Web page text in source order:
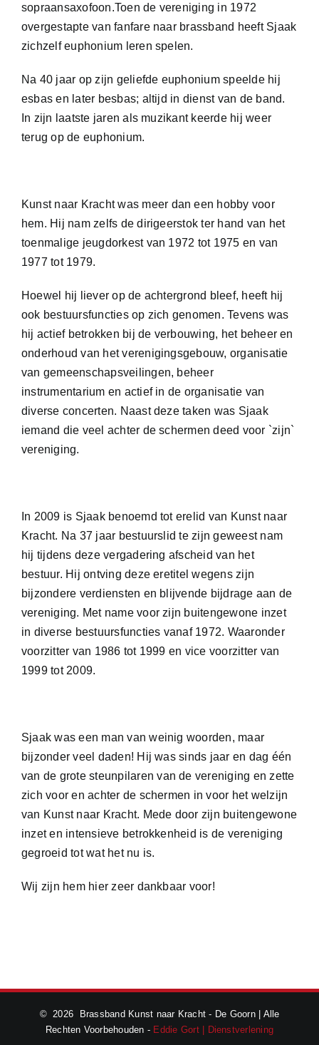
sopraansaxofoon.Toen de vereniging in 1972
overgestapte van fanfare naar brassband heeft Sjaak
zichzelf euphonium leren spelen.
Na 40 jaar op zijn geliefde euphonium speelde hij
esbas en later besbas; altijd in dienst van de band.
In zijn laatste jaren als muzikant keerde hij weer
terug op de euphonium.
Kunst naar Krachtwas meer dan een hobby voor
hem. Hij nam zelfs de dirigeerstok ter hand van het
toenmalige jeugdorkest van 1972 tot 1975 en van
1977 tot 1979.
Hoewel hij liever op de achtergrond bleef, heeft hij
ook bestuursfuncties op zich genomen.Tevens was
hij actief betrokken bijde verbouwing, het beheer en
onderhoud van het verenigingsgebouw, organisatie
van gemeenschapsveilingen, beheer
instrumentarium en actief in de organisatie van
diverse concerten. Naast deze taken was Sjaak
iemand die veel achter de schermen deed voor `zijn`
vereniging.
In 2009 is Sjaak benoemd tot erelid van Kunst naar
Kracht. Na 37 jaar bestuurslid te zijn geweest nam
hij tijdens deze vergadering afscheid van het
bestuur. Hij ontving deze eretitel wegens zijn
bijzondere verdiensten en blijvende bijdrage aan de
vereniging. Met name voor zijn buitengewone inzet
in diverse bestuursfuncties vanaf 1972. Waaronder
voorzitter van 1986 tot 1999 en vice voorzitter van
1999 tot 2009.
Sjaakwas een man van weinig woorden, maar
bijzonder veel daden! Hijwas sinds jaar en dag één
van de grotesteunpilaren van de vereniging en zette
zich voor en achter de schermen in voor het welzijn
van Kunst naar Kracht. Mede door zijn buitengewone
inzet en intensieve betrokkenheid is de vereniging
gegroeid tot wat het nu is.
Wij zijn hem hier zeer dankbaar voor!
© 2026 Brassband Kunst naar Kracht - De Goorn | Alle
Rechten Voorbehouden - Eddie Gort | Dienstverlening